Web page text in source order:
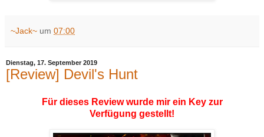
~Jack~ um 07:00
Dienstag, 17. September 2019
[Review] Devil's Hunt
Für dieses Review wurde mir ein Key zur
Verfügung gestellt!